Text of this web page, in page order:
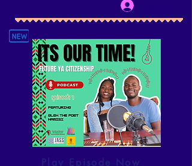
Play Episode Now